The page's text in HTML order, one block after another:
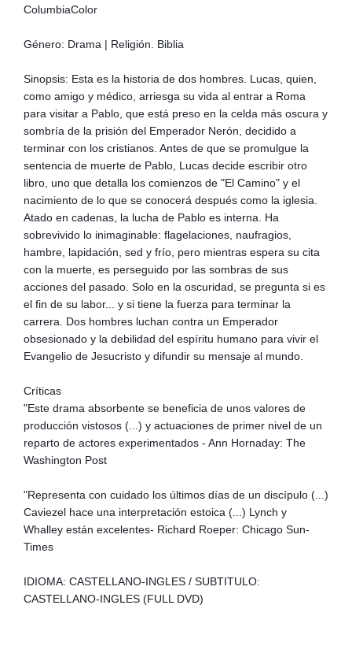
ColumbiaColor
Género: Drama | Religión. Biblia
Sinopsis: Esta es la historia de dos hombres. Lucas, quien,
como amigo y médico, arriesga su vida al entrar a Roma
para visitar a Pablo, que está preso en la celda más oscura y
sombría de la prisión del Emperador Nerón, decidido a
terminar con los cristianos. Antes de que se promulgue la
sentencia de muerte de Pablo, Lucas decide escribir otro
libro, uno que detalla los comienzos de "El Camino" y el
nacimiento de lo que se conocerá después como la iglesia.
Atado en cadenas, la lucha de Pablo es interna. Ha
sobrevivido lo inimaginable: flagelaciones, naufragios,
hambre, lapidación, sed y frío, pero mientras espera su cita
con la muerte, es perseguido por las sombras de sus
acciones del pasado. Solo en la oscuridad, se pregunta si es
el fin de su labor... y si tiene la fuerza para terminar la
carrera. Dos hombres luchan contra un Emperador
obsesionado y la debilidad del espíritu humano para vivir el
Evangelio de Jesucristo y difundir su mensaje al mundo.
Críticas
"Este drama absorbente se beneficia de unos valores de
producción vistosos (...) y actuaciones de primer nivel de un
reparto de actores experimentados - Ann Hornaday: The
Washington Post
"Representa con cuidado los últimos días de un discípulo (...)
Caviezel hace una interpretación estoica (...) Lynch y
Whalley están excelentes- Richard Roeper: Chicago Sun-
Times
IDIOMA: CASTELLANO-INGLES / SUBTITULO:
CASTELLANO-INGLES (FULL DVD)